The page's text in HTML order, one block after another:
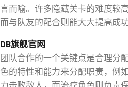
言而喻。许多隐藏关卡的难度较
而与队友的配合则能大大提高成功
DB旗舰官网
团队合作的一个关键点是合理分
色的特性和能力来分配职责，例
力击败敌人，而治疗角色则负责